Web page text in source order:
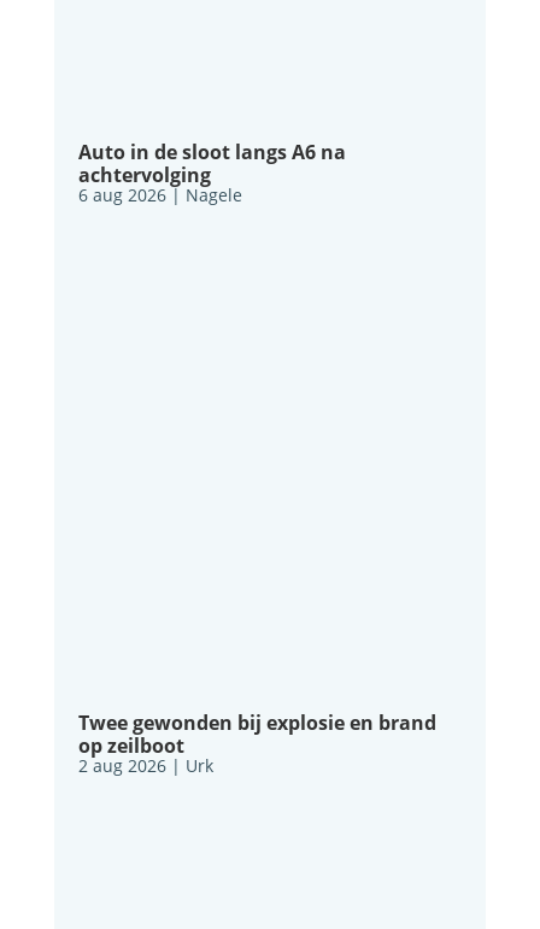
Auto in de sloot langs A6 na
achtervolging
6 aug 2026| Nagele
Twee gewonden bij explosie en brand
op zeilboot
2 aug 2026| Urk